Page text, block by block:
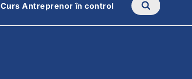
Curs Antreprenor în control